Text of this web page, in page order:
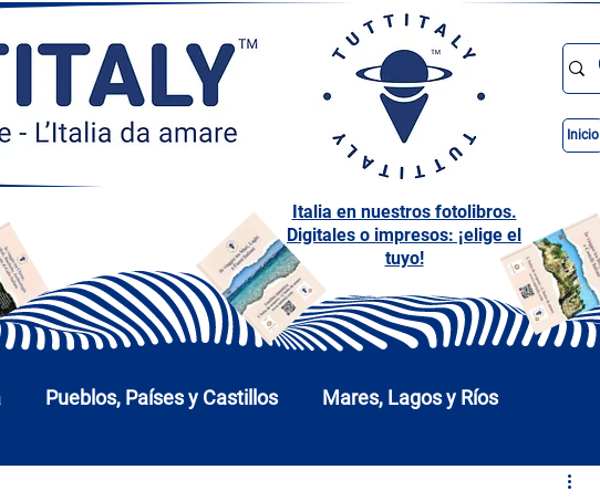
Inicio
Italia en nuestros fotolibros.
Digitales o impresos: ¡elige el
tuyo!
Pueblos, Países y Castillos Mares, Lagos y Ríos
Calabria